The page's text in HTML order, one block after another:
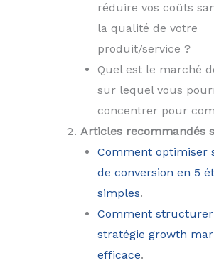
réduire vos coûts
la qualité de votre
produit/service ?
Quel est le marché
sur lequel vous
concentrer pour
Articles recommandés
Comment optimiser
de conversion en 5
simples.
Comment
stratégie growth
efficace.